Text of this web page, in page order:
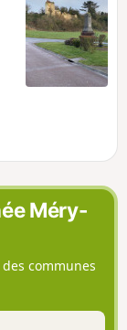
Méry-
communes